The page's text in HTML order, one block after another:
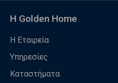
Η Golden Home
Η Εταιρεία
Υπηρεσίες
Καταστήματα